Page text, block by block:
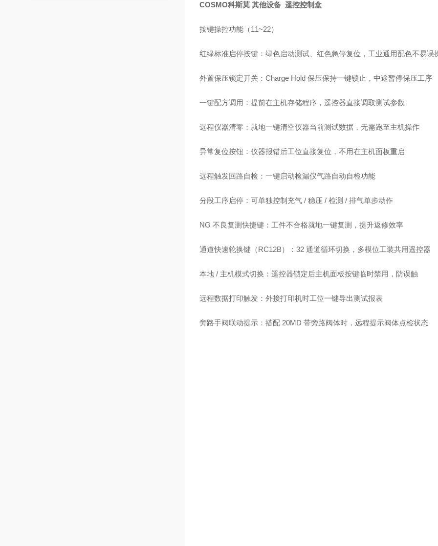
COSMO科斯莫 其他设备 遥控控制盒
按键操控功能（11~22）
红绿标准启停按键：绿色启动测试、红色急停复位，工业通用配色不易误
外置保压锁定开关：Charge Hold 保压保持一键锁止，中途暂停保压工序
一键配方调用：提前在主机存储程序，遥控器直接调取测试参数
远程仪器清零：就地一键清空仪器当前测试数据，无需跑至主机操作
异常复位按钮：仪器报错后工位直接复位，不用在主机面板重启
远程触发回路自检：一键启动检漏仪气路自动自检功能
分段工序启停：可单独控制充气 / 稳压 / 检测 / 排气单步动作
NG 不良复测快捷键：工件不合格就地一键复测，提升返修效率
通道快速轮换键（RC12B）：32 通道循环切换，多模位工装共用遥控器
本地 / 主机模式切换：遥控器锁定后主机面板按键临时禁用，防误触
远程数据打印触发：外接打印机时工位一键导出测试报表
旁路手阀联动提示：搭配 20MD 带旁路阀体时，远程提示阀体点检状态